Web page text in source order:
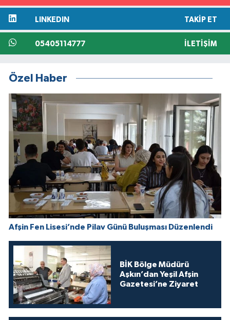
LINKEDIN TAKIP ET
05405114777 İLETIŞIM
Özel Haber
Afşin Fen Lisesi’nde Pilav Günü Buluşması Düzenlendi
BİK Bölge Müdürü
Aşkın’dan Yeşil Afşin
Gazetesi’ne Ziyaret